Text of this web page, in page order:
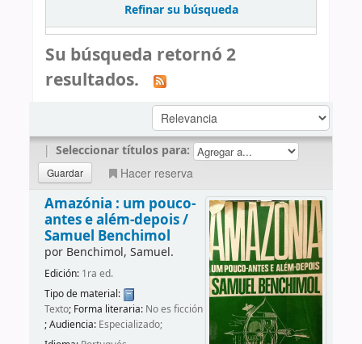
Refinar su búsqueda
Su búsqueda retornó 2
resultados.
| Seleccionar títulos para:
Hacer reserva
Amazónia : um pouco-
antes e além-depois /
Samuel Benchimol
por Benchimol, Samuel.
Edición: 1ra ed.
Tipo de material:
Texto; Forma literaria: No es ficción
; Audiencia: Especializado;